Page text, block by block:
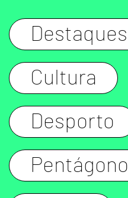
Destaques
Cultura
Desporto
Pentágono